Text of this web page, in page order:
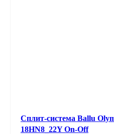
Сплит-система Ballu
18HN8_22Y On-Off